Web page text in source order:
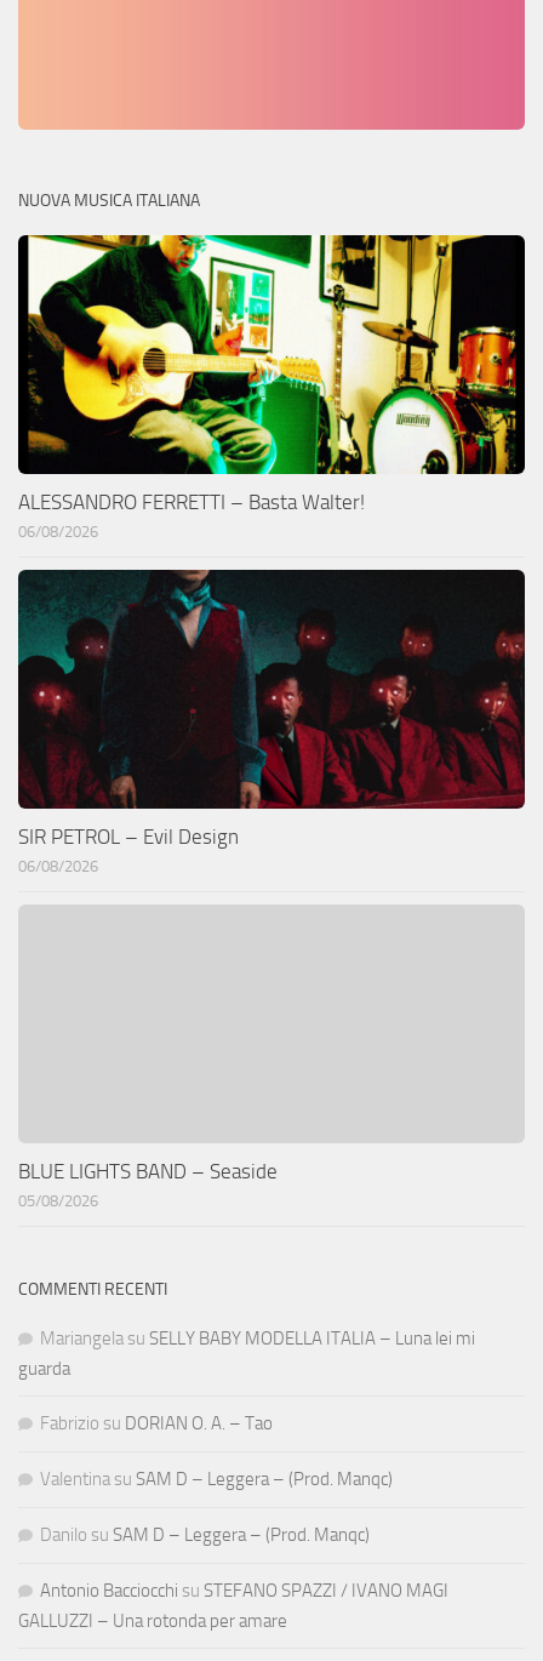
NUOVA MUSICA ITALIANA
ALESSANDRO FERRETTI – Basta Walter!
06/08/2026
SIR PETROL – Evil Design
06/08/2026
BLUE LIGHTS BAND – Seaside
05/08/2026
COMMENTI RECENTI
Mariangela su SELLY BABY MODELLA ITALIA – Luna lei mi
guarda
Fabrizio su DORIAN O. A. – Tao
Valentina su SAM D – Leggera – (Prod. Manqc)
Danilo su SAM D – Leggera – (Prod. Manqc)
Antonio Bacciocchi su STEFANO SPAZZI / IVANO MAGI
GALLUZZI – Una rotonda per amare